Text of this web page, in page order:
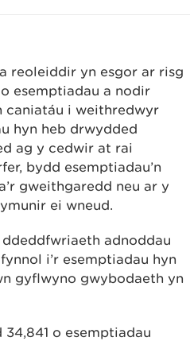
reoleiddir yn esgor ar risg
esemptiadau a nodir
caniatáu i weithredwyr
hyn heb drwydded
ag y cedwir at rai
bydd esemptiadau’n
gweithgaredd neu ar y
ei wneud.
adnoddau
i’r esemptiadau hyn
gyflwyno gwybodaeth yn
o esemptiadau